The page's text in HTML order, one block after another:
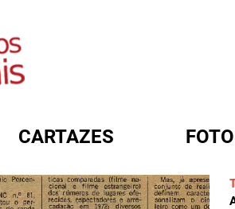
CARTAZES
DE BUSCA